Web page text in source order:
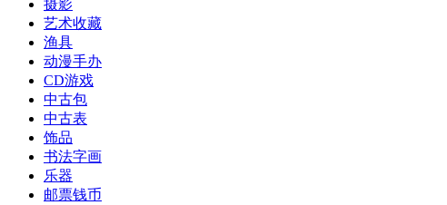
摄影
艺术收藏
渔具
动漫手办
CD游戏
中古包
中古表
饰品
书法字画
乐器
邮票钱币